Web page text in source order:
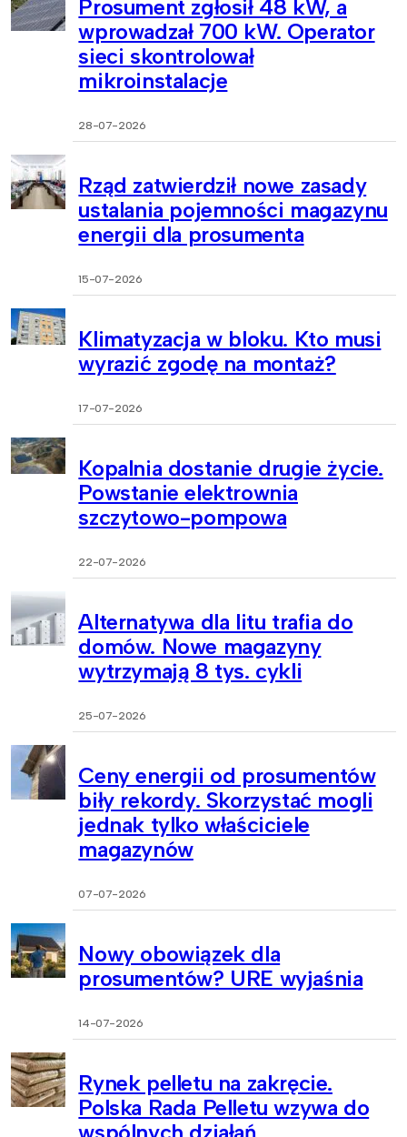
Prosument zgłosił 48 kW, a
wprowadzał 700 kW. Operator
sieci skontrolował
mikroinstalacje
28-07-2026
Rząd zatwierdził nowe zasady
ustalania pojemności magazynu
energii dla prosumenta
15-07-2026
Klimatyzacja w bloku. Kto musi
wyrazić zgodę na montaż?
17-07-2026
Kopalnia dostanie drugie życie.
Powstanie elektrownia
szczytowo-pompowa
22-07-2026
Alternatywa dla litu trafia do
domów. Nowe magazyny
wytrzymają 8 tys. cykli
25-07-2026
Ceny energii od prosumentów
biły rekordy. Skorzystać mogli
jednak tylko właściciele
magazynów
07-07-2026
Nowy obowiązek dla
prosumentów? URE wyjaśnia
14-07-2026
Rynek pelletu na zakręcie.
Polska Rada Pelletu wzywa do